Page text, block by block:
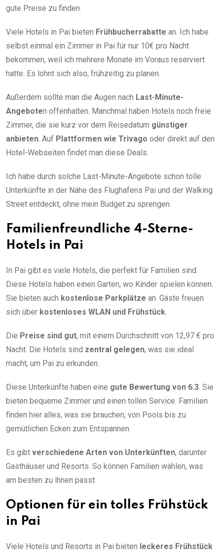
gute Preise zu finden.
Viele Hotels in Pai bieten Frühbucherrabatte an. Ich habe
selbst einmal ein Zimmer in Pai für nur 10€ pro Nacht
bekommen, weil ich mehrere Monate im Voraus reserviert
hatte. Es lohnt sich also, frühzeitig zu planen.
Außerdem sollte man die Augen nach Last-Minute-
Angeboten offenhalten. Manchmal haben Hotels noch freie
Zimmer, die sie kurz vor dem Reisedatum günstiger
anbieten. Auf Plattformen wie Trivago oder direkt auf den
Hotel-Webseiten findet man diese Deals.
Ich habe durch solche Last-Minute-Angebote schon tolle
Unterkünfte in der Nähe des Flughafens Pai und der Walking
Street entdeckt, ohne mein Budget zu sprengen.
Familienfreundliche 4-Sterne-
Hotels in Pai
In Pai gibt es viele Hotels, die perfekt für Familien sind.
Diese Hotels haben einen Garten, wo Kinder spielen können.
Sie bieten auch kostenlose Parkplätze an. Gäste freuen
sich über kostenloses WLAN und Frühstück.
Die Preise sind gut, mit einem Durchschnitt von 12,97 € pro
Nacht. Die Hotels sind zentral gelegen, was sie ideal
macht, um Pai zu erkunden.
Diese Unterkünfte haben eine gute Bewertung von 6.3. Sie
bieten bequeme Zimmer und einen tollen Service. Familien
finden hier alles, was sie brauchen, von Pools bis zu
gemütlichen Ecken zum Entspannen.
Es gibt verschiedene Arten von Unterkünften, darunter
Gasthäuser und Resorts. So können Familien wählen, was
am besten zu ihnen passt.
Optionen für ein tolles Frühstück
in Pai
Viele Hotels und Resorts in Pai bieten leckeres Frühstück